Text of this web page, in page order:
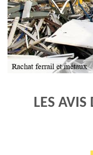
LES AVIS